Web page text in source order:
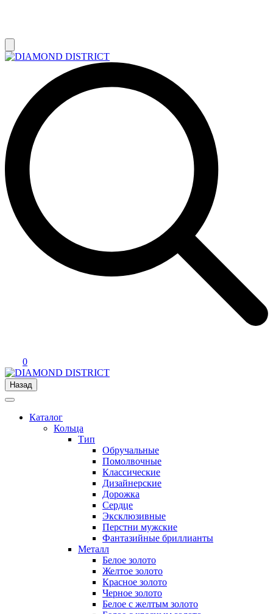
0
Назад
Каталог
Кольца
Тип
Обручальные
Помолвочные
Классические
Дизайнерские
Дорожка
Сердце
Эксклюзивные
Перстни мужские
Фантазийные бриллианты
Металл
Белое золото
Желтое золото
Красное золото
Черное золото
Белое с желтым золото